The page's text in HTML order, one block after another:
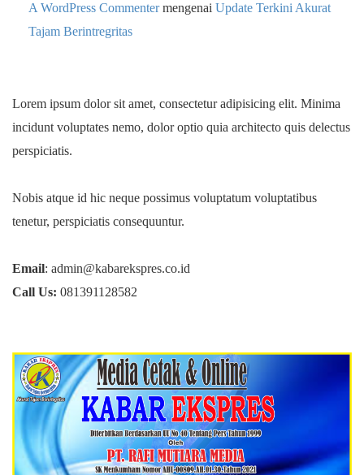
A WordPress Commentermengenai Update Terkini Akurat
Tajam Berintregritas
Lorem ipsum dolor sit amet, consectetur adipisicing elit. Minima
incidunt voluptates nemo, dolor optio quia architecto quis delectus
perspiciatis.
Nobis atque id hic neque possimus voluptatum voluptatibus
tenetur, perspiciatis consequuntur.
Email: admin@kabarekspres.co.id
Call Us: 081391128582